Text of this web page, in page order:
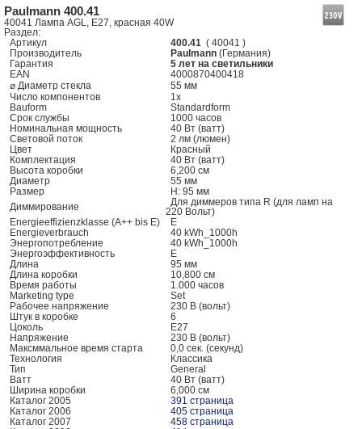
Paulmann 400.41
40041 Лампа AGL, E27, красная 40W
Раздел:
Артикул
400.41 ( 40041 )
Производитель
Paulmann (Германия)
Гарантия
5 лет на светильники
EAN
4000870400418
⌀ Диаметр стекла
55 мм
Число компонентов
1x
Bauform
Standardform
Срок службы
1000 часов
Номинальная мощность
40 Вт (ватт)
Световой поток
2 лм (люмен)
Цвет
Красный
Комплектация
40 Вт (ватт)
Высота коробки
6,200 см
Диаметр
55 мм
Размер
H: 95 мм
Диммирование
Для диммеров типа R (для ламп на
220 Вольт)
Energieeffizienzklasse (A++ bis E)
E
Energieverbrauch
40 kWh_1000h
Энергопотребление
40 kWh_1000h
Энергоэффективность
E
Длина
95 мм
Длина коробки
10,800 см
Время работы
1.000 часов
Marketing type
Set
Рабочее напряжение
230 В (вольт)
Штук в коробке
6
Цоколь
E27
Напряжение
230 В (вольт)
Максммальное время старта
0,0 сек. (секунд)
Технология
Классика
Тип
General
Ватт
40 Вт (ватт)
Ширина коробки
6,000 см
Каталог 2005
391 страница
Каталог 2006
405 страница
Каталог 2007
458 страница